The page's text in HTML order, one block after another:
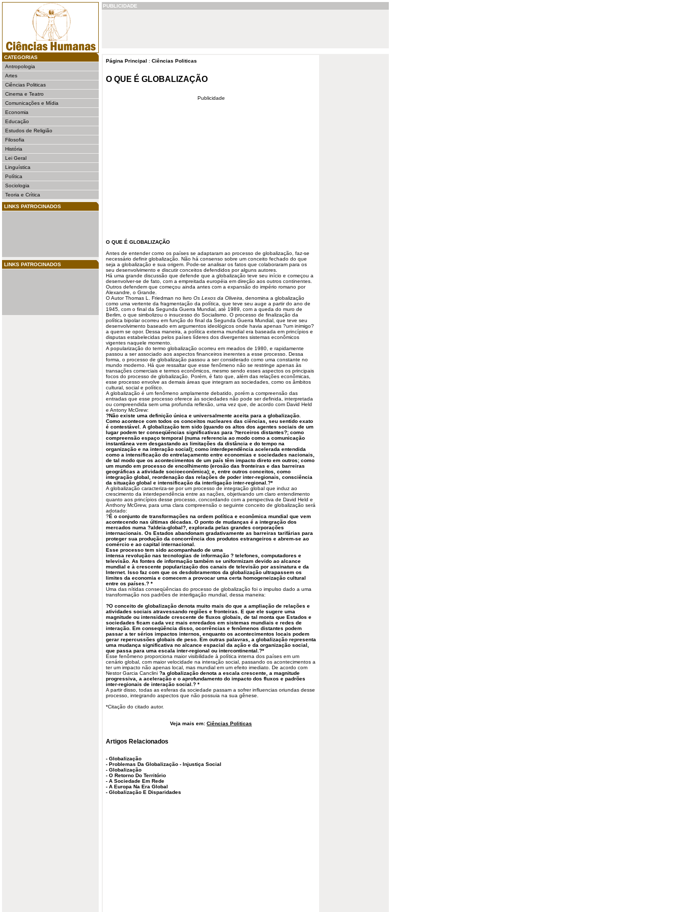
CATEGORIAS
Antropologia
Artes
Ciências Politicas
Cinema e Teatro
Comunicações e Mídia
Economia
Educação
Estudos de Religião
Filosofia
História
Lei Geral
Linguística
Política
Sociologia
Teoria e Crítica
LINKS PATROCINADOS
LINKS PATROCINADOS
PUBLICIDADE
Página Principal : Ciências Politicas
O QUE É GLOBALIZAÇÃO
Publicidade
O QUE É GLOBALIZAÇÃO
Antes de entender como os países se adaptaram ao processo de globalização, faz-se
necessário definir globalização. Não há consenso sobre um conceito fechado do que
seja a globalização e sua origem. Pode-se analisar os fatos que colaboraram para os
seu desenvolvimento e discutir conceitos defendidos por alguns autores.
Há uma grande discussão que defende que a globalização teve seu início e começou a
desenvolver-se de fato, com a empreitada européia em direção aos outros continentes.
Outros defendem que começou ainda antes com a expansão do império romano por
Alexandre, o Grande.
O Autor Thomas L. Friedman no livro Os Lexos da Oliveira , denomina a globalização
como uma vertente da fragmentação da política, que teve seu auge a partir do ano de
1945, com o final da Segunda Guerra Mundial, até 1989, com a queda do muro de
Berlim, o que simbolizou o insucesso do Socialismo. O processo de finalização da
política bipolar ocorreu em função do final da Segunda Guerra Mundial, que teve seu
desenvolvimento baseado em argumentos ideológicos onde havia apenas ?um inimigo?
a quem se opor. Dessa maneira, a política externa mundial era baseada em princípios e
disputas estabelecidas pelos países líderes dos divergentes sistemas econômicos
vigentes naquele momento.
A popularização do termo globalização ocorreu em meados de 1980, e rapidamente
passou a ser associado aos aspectos financeiros inerentes a esse processo. Dessa
forma, o processo de globalização passou a ser considerado como uma constante no
mundo moderno. Há que ressaltar que esse fenômeno não se restringe apenas às
transações comerciais e termos econômicos, mesmo sendo esses aspectos os principais
focos do processo de globalização. Porém, é fato que, além das relações econômicas,
esse processo envolve as demais áreas que integram as sociedades, como os âmbitos
cultural, social e político.
A globalização é um fenômeno amplamente debatido, porém a compreensão das
entradas que esse processo oferece às sociedades não pode ser definida, interpretada
ou compreendida sem uma profunda reflexão, uma vez que, de acordo com David Held
e Antony McGrew:
?Não existe uma definição única e universalmente aceita para a globalização.
Como acontece com todos os conceitos nucleares das ciências, seu sentido exato
é contestável. A globalização tem sido (quando os altos dos agentes sociais de um
lugar podem ter conseqüências significativas para ?terceiros distantes?; como
compreensão espaço temporal (numa referencia ao modo como a comunicação
instantânea vem desgastando as limitações da distância e do tempo na
organização e na interação social); como interdependência acelerada entendida
como a intensificação do entrelaçamento entre economias e sociedades nacionais,
de tal modo que os acontecimentos de um país têm impacto direto em outros; como
um mundo em processo de encolhimento (erosão das fronteiras e das barreiras
geográficas a atividade socioeconômica); e, entre outros conceitos, como
integração global, reordenação das relações de poder inter-regionais, consciência
da situação global e intensificação da interligação inter-regional.?*
A globalização caracteriza-se por um processo de integração global que induz ao
crescimento da interdependência entre as nações, objetivando um claro entendimento
quanto aos princípios desse processo, concordando com a perspectiva de David Held e
Anthony McGrew, para uma clara compreensão o seguinte conceito de globalização será
adotado:
?É o conjunto de transformações na ordem política e econômica mundial que vem
acontecendo nas últimas décadas. O ponto de mudanças é a integração dos
mercados numa ?aldeia-global?, explorada pelas grandes corporações
internacionais. Os Estados abandonam gradativamente as barreiras tarifárias para
proteger sua produção da concorrência dos produtos estrangeiros e abrem-se ao
comércio e ao capital internacional.
Esse processo tem sido acompanhado de uma
intensa revolução nas tecnologias de informação ? telefones, computadores e
televisão. As fontes de informação também se uniformizam devido ao alcance
mundial e à crescente popularização dos canais de televisão por assinatura e da
lnternet. Isso faz com que os desdobramentos da globalização ultrapassem os
limites da economia e comecem a provocar uma certa homogeneização cultural
entre os países.? *
Uma das nítidas conseqüências do processo de globalização foi o impulso dado a uma
transformação nos padrões de interligação mundial, dessa maneira:
?O conceito de globalização denota muito mais do que a ampliação de relações e
atividades sociais atravessando regiões e fronteiras. E que ele sugere uma
magnitude ou intensidade crescente de fluxos globais, de tal monta que Estados e
sociedades ficam cada vez mais enredados em sistemas mundiais e redes de
interação. Em conseqüência disso, ocorrências e fenômenos distantes podem
passar a ter sérios impactos internos, enquanto os acontecimentos locais podem
gerar repercussões globais de peso. Em outras palavras, a globalização representa
uma mudança significativa no alcance espacial da ação e da organização social,
que passa para uma escala inter-regional ou intercontinental.?*
Esse fenômeno proporciona maior visibilidade à política interna dos países em um
cenário global, com maior velocidade na interação social, passando os acontecimentos a
ter um impacto não apenas local, mas mundial em um efeito imediato. De acordo com
Nestor Garcia Canclini ?a globalização denota a escala crescente, a magnitude
progressiva, a aceleração e o aprofundamento do impacto dos fluxos e padrões
inter-regionais de interação social.? *
A partir disso, todas as esferas da sociedade passam a sofrer influencias oriundas desse
processo, integrando aspectos que não possuia na sua gênese.
*Citação do citado autor.
Veja mais em: Ciências Politicas
Artigos Relacionados
- Globalização
- Problemas Da Globalização - Injustiça Social
- Globalização
- O Retorno Do Território
- A Sociedade Em Rede
- A Europa Na Era Global
- Globalização E Disparidades